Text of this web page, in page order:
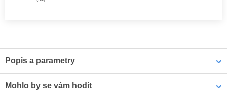
Popis a parametry
navrženou středovou elektrodou s V-drážkou, která zlepšuje
Mohlo by se vám hodit